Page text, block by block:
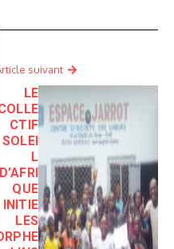
suivant
LE
CTIF
SOLEI
L
D’AFRI
QUE
INITIE
LES